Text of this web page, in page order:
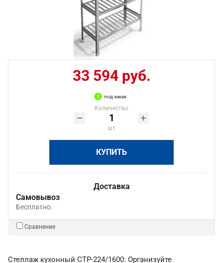
33 594 руб.
под заказ
Количество
шт
КУПИТЬ
Доставка
Самовывоз
Бесплатно.
Сравнение
Стеллаж кухонный СТР-224/1600: Организуйте